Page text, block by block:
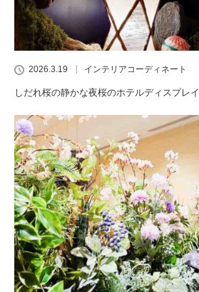
2026.3.19 インテリアコーディネート
しだれ桜の静かな夜桜のホテルディスプレイ